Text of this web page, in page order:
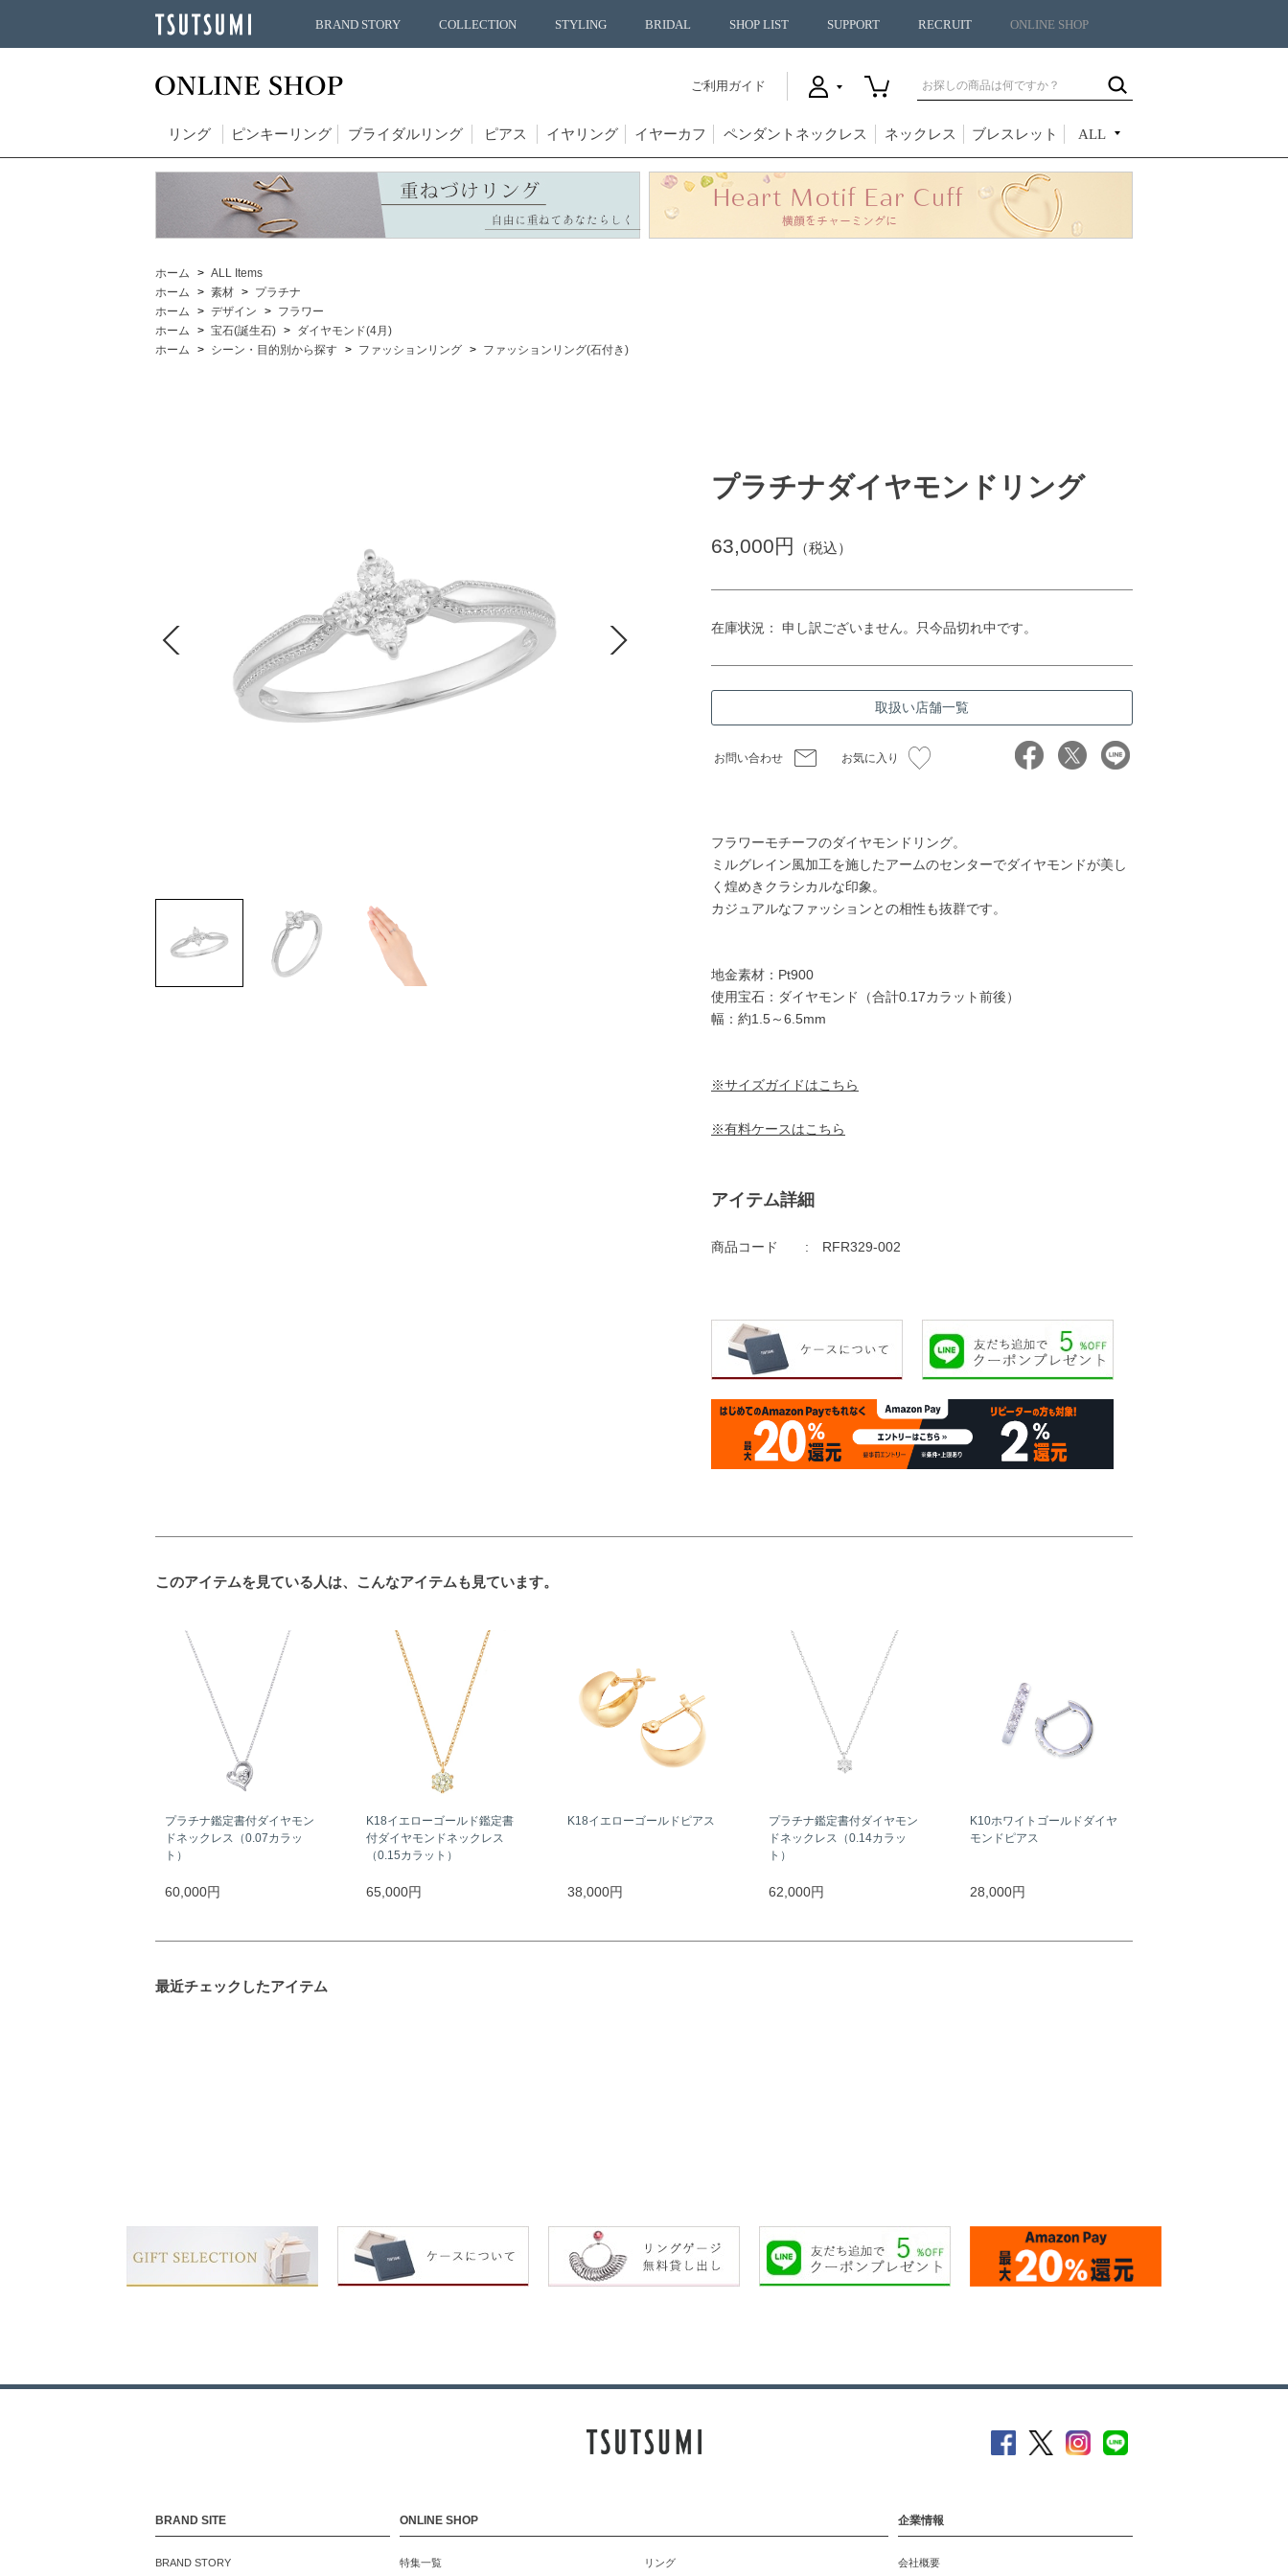
BRAND STORY COLLECTION STYLING BRIDAL SHOP LIST SUPPORT RECRUIT ONLINE SHOP
ご利用ガイド
リング ピンキーリング ブライダルリング ピアス イヤリング イヤーカフ ペンダントネックレス ネックレス ブレスレット ALL
ホーム
ALL Items
ホーム
素材
プラチナ
ホーム
デザイン
フラワー
ホーム
宝石(誕生石)
ダイヤモンド(4月)
ホーム
シーン・目的別から探す ファッションリング ファッションリング(石付き)
プラチナダイヤモンドリング
63,000円 （税込）
在庫状況： 申し訳ございません。只今品切れ中です。
取扱い店舗一覧
お問い合わせ お気に入り
フラワーモチーフのダイヤモンドリング。
ミルグレイン風加工を施したアームのセンターでダイヤモンドが美し
く煌めきクラシカルな印象。
カジュアルなファッションとの相性も抜群です。
地金素材：Pt900
使用宝石：ダイヤモンド（合計0.17カラット前後）
幅：約1.5～6.5mm
※サイズガイドはこちら
※有料ケースはこちら
アイテム詳細
商品コード RFR329-002
このアイテムを見ている人は、こんなアイテムも見ています。
プラチナ鑑定書付ダイヤモン
ドネックレス（0.07カラッ
ト）
60,000円
K18イエローゴールド鑑定書
付ダイヤモンドネックレス
（0.15カラット）
65,000円
K18イエローゴールドピアス
38,000円
プラチナ鑑定書付ダイヤモン
ドネックレス（0.14カラッ
ト）
62,000円
K10ホワイトゴールドダイヤ
モンドピアス
28,000円
最近チェックしたアイテム
BRAND SITE
BRAND STORY
ONLINE SHOP
特集一覧 リング
企業情報
会社概要